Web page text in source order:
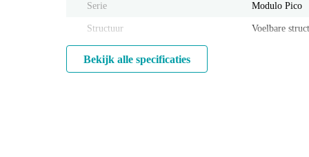
Serie Modulo Pico
Structuur Voelbare
Bekijk alle specificaties